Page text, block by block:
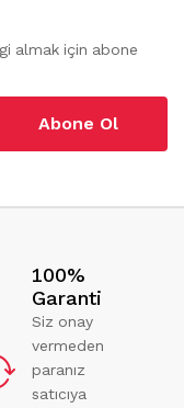
almak için abone
Abone Ol
100%
Garanti
Siz onay
vermeden
paranız
satıcıya